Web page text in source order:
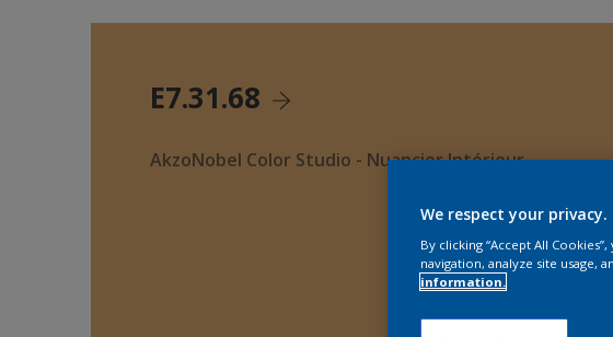
E7.31.68
AkzoNobel Color Studio - Nuancier Intérieur
We respect your privacy.
By clicking “Accept All
navigation, analyze site usage,
information.